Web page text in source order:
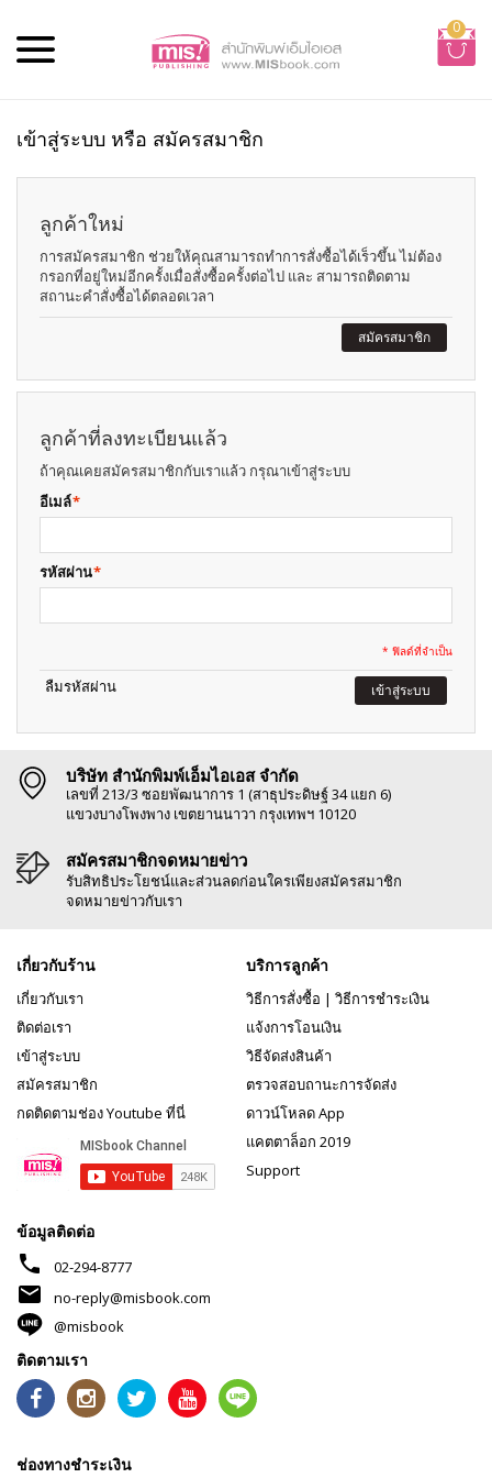
0
เข้าสู่ระบบ หรือ สมัครสมาชิก
ลูกค้าใหม่
การสมัครสมาชิก ช่วยให้คุณสามารถทำการสั่งซื้อได้เร็วขึ้น ไม่ต้อง
กรอกที่อยู่ใหม่อีกครั้งเมื่อสั่งซื้อครั้งต่อไป และ สามารถติดตาม
สถานะคำสั่งซื้อได้ตลอดเวลา
สมัครสมาชิก
ลูกค้าที่ลงทะเบียนแล้ว
ถ้าคุณเคยสมัครสมาชิกกับเราแล้ว กรุณาเข้าสู่ระบบ
*
อีเมล์
*
รหัสผ่าน
* ฟิลด์ที่จำเป็น
ลืมรหัสผ่าน เข้าสู่ระบบ
บริษัท สำนักพิมพ์เอ็มไอเอส จำกัด
เลขที่ 213/3 ซอยพัฒนาการ 1 (สาธุประดิษฐ์ 34 แยก 6)
แขวงบางโพงพาง เขตยานนาวา กรุงเทพฯ 10120
สมัครสมาชิกจดหมายข่าว
รับสิทธิประโยชน์และส่วนลดก่อนใครเพียงสมัครสมาชิก
จดหมายข่าวกับเรา
เกี่ยวกับร้าน
เกี่ยวกับเรา
ติดต่อเรา
เข้าสู่ระบบ
สมัครสมาชิก
กดติดตามช่อง Youtube ที่นี่
บริการลูกค้า
วิธีการสั่งซื้อ | วิธีการชำระเงิน
แจ้งการโอนเงิน
วิธีจัดส่งสินค้า
ตรวจสอบถานะการจัดส่ง
ดาวน์โหลด App
แคตตาล็อก 2019
Support
ข้อมูลติดต่อ
phone 02-294-8777
mail
no-reply@misbook.com
@misbook
ติดตามเรา
ช่องทางชำระเงิน